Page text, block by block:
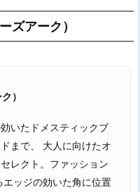
ズアーク）
）
いたドメスティックブ
まで、 大人に向けたオ
レクト。ファッション
ッジの効いた角に位置